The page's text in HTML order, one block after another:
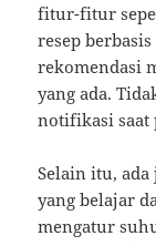
fitur-fitur
resep
rekomendasi
yang ada.
notifikasi saat
Selain itu,
yang belajar
mengatur